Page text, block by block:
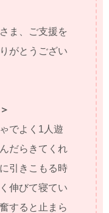
ま、ご支援を
がとうござい
でよく1人遊
だらきてくれ
引きこもる時
伸びて寝てい
すると止まら